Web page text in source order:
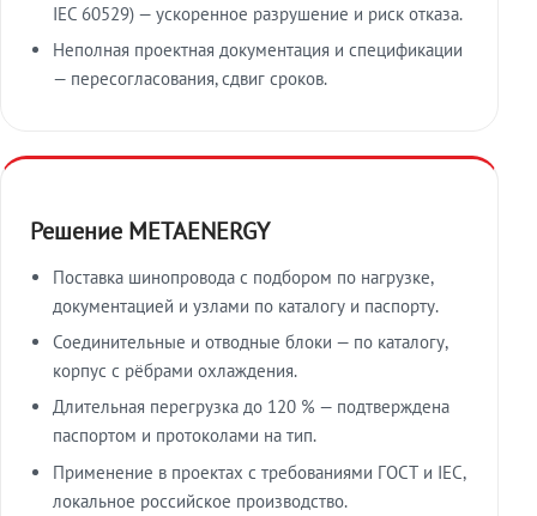
IEC 60529) — ускоренное разрушение и риск отказа.
Неполная проектная документация и спецификации
— пересогласования, сдвиг сроков.
Решение METAENERGY
Поставка шинопровода с подбором по нагрузке,
документацией и узлами по каталогу и паспорту.
Соединительные и отводные блоки — по каталогу,
корпус с рёбрами охлаждения.
Длительная перегрузка до 120 % — подтверждена
паспортом и протоколами на тип.
Применение в проектах с требованиями ГОСТ и IEC,
локальное российское производство.